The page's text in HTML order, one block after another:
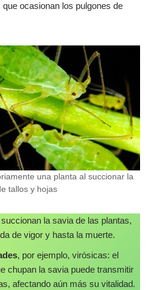
ocasionan los pulgones de
una planta al succionar la
tallos y hojas
succionan la savia de las plantas,
de vigor y hasta la muerte.
, por ejemplo, virósicas: el
chupan la savia puede transmitir
afectando aún más su vitalidad.